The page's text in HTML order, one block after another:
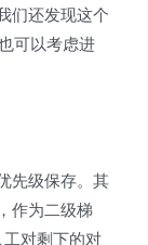
们还发现这个
可以考虑进
先级保存。其
作为二级梯
工对剩下的对